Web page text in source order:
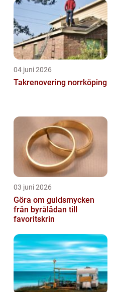
04 juni 2026
Takrenovering norrköping
03 juni 2026
Göra om guldsmycken
från byrålådan till
favoritskrin